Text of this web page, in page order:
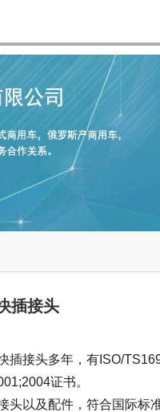
插接头
插接头多年，有ISO/
证书。
头以及配件，符合国际标